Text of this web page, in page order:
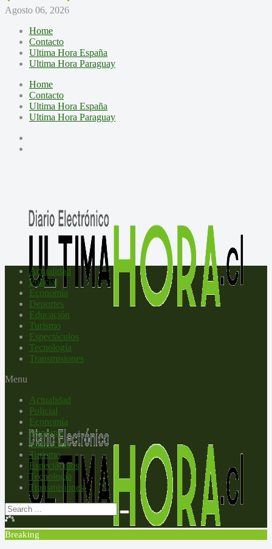
Agosto 06, 2026
Home
Contacto
Ultima Hora España
Ultima Hora Paraguay
Home
Contacto
Ultima Hora España
Ultima Hora Paraguay
Actualidad
Policial
Economía
Deportes
Educación
Turismo
Espectáculos
Tecnología
Transmisiones
Menu
Actualidad
Policial
Economía
Deportes
Educación
Turismo
Espectáculos
Tecnología
Transmisiones
Breaking